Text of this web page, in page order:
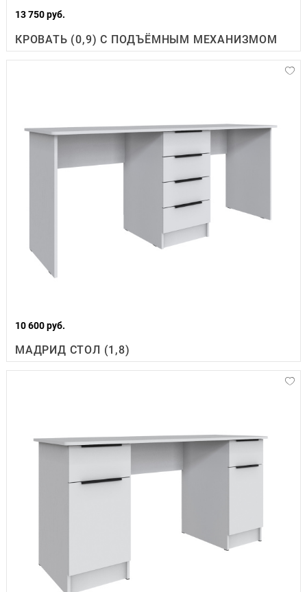
13 750 руб.
КРОВАТЬ (0,9) С ПОДЪЁМНЫМ МЕХАНИЗМОМ
10 600 руб.
МАДРИД СТОЛ (1,8)